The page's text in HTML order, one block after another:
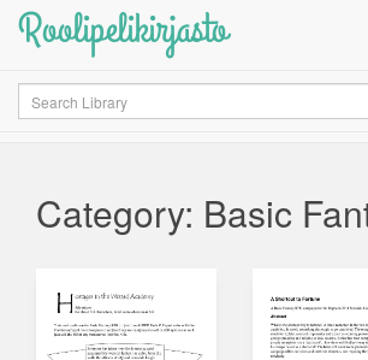
Roolipelikirjasto
Search
Category: Basic